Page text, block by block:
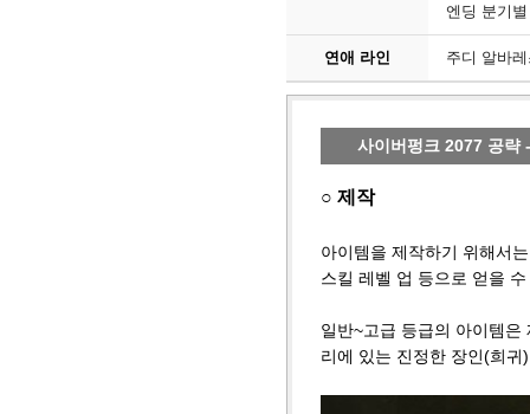
엔딩 분기
연애 라인 주디 알바
사이버펑크 2077 공략
○ 제작
아이템을 제작하기 위해서
스킬 레벨 업 등으로 얻을
일반~고급 등급의 아이템
리에 있는 진정한 장인(희